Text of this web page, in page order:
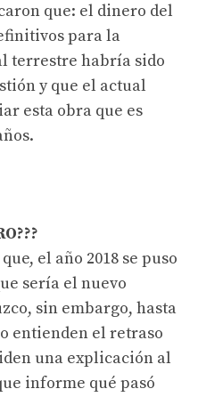
que: el dinero del
para la
terrestre habría sido
y que el actual
esta obra que es
el año 2018 se puso
sería el nuevo
sin embargo, hasta
entienden el retraso
una explicación al
informe qué pasó